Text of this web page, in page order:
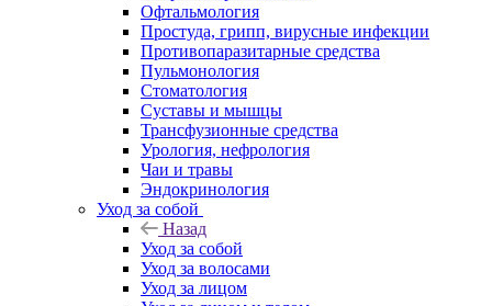
Офтальмология
Простуда, грипп, вирусные инфекции
Противопаразитарные средства
Пульмонология
Стоматология
Суставы и мышцы
Трансфузионные средства
Урология, нефрология
Чаи и травы
Эндокринология
Уход за собой
Назад
Уход за собой
Уход за волосами
Уход за лицом